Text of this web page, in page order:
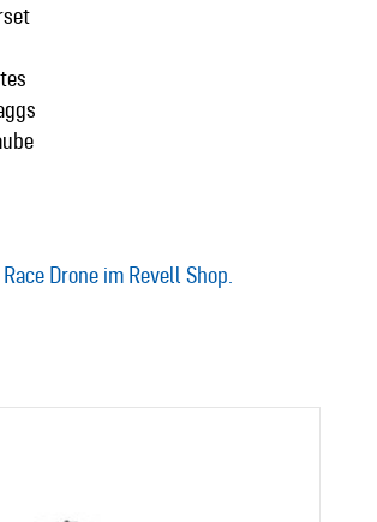
Drone im Revell Shop.